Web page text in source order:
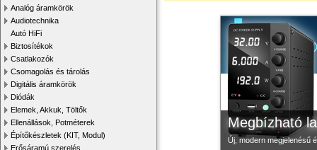
Analóg áramkörök
Audiotechnika
Autó HiFi
Biztosítékok
Csatlakozók
Csomagolás és tárolás
Digitális áramkörök
Diódák
Elemek, Akkuk, Töltők
Ellenállások, Potméterek
Építőkészletek (KIT, Modul)
Erősáramú szerelés
Megbízható
Új, modern megjelenésű